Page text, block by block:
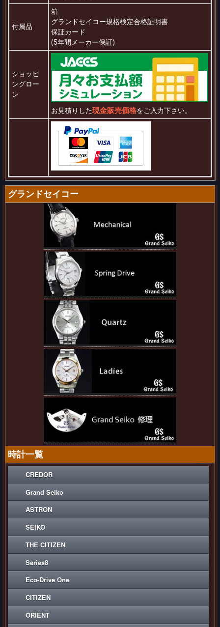
付属品
箱
グランドセイコー規格検定合格証明書
保証カード
(5年間メーカー保証)
ショッピ
ングロー
ン
お見積りした現金販売価格をご入力下さい。
グランドセイコー
時計一覧
CREDOR
Grand Seiko
ASTRON
SEIKO
THE CITIZEN
Series8
Eco-Drive One
CITIZEN
ORIENT